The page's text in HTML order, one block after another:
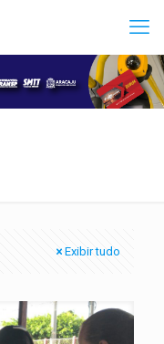
Exibir tudo